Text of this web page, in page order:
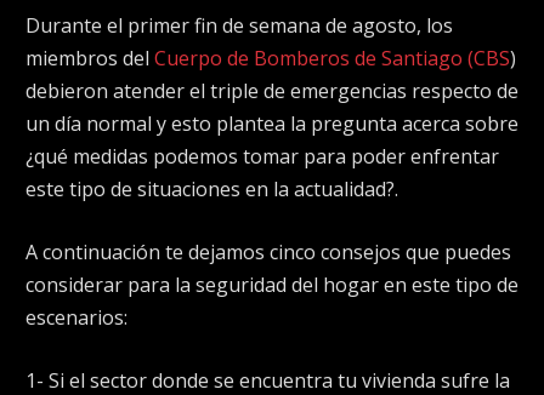
Durante el primer fin de semana de agosto, los
miembros del Cuerpo de Bomberos de Santiago (CBS)
debieron atender el triple de emergencias respecto de
un día normal y esto plantea la pregunta acerca sobre
¿qué medidas podemos tomar para poder enfrentar
este tipo de situaciones en la actualidad?.
A continuación te dejamos cinco consejos que puedes
considerar para la seguridad del hogar en este tipo de
escenarios:
1- Si el sector donde se encuentra tu vivienda sufre la